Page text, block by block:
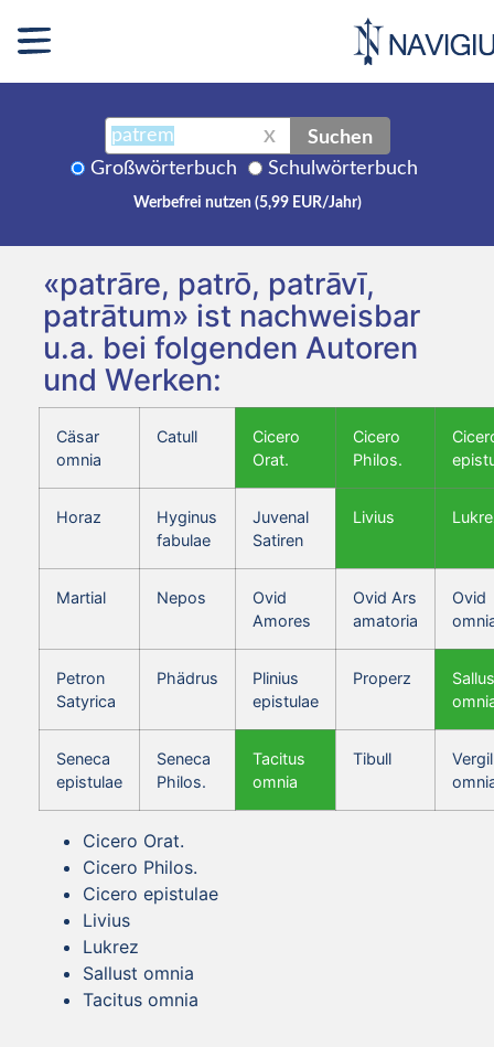
X Suchen
Großwörterbuch Schulwörterbuch
Werbefrei nutzen (5,99 EUR/Jahr)
«patrāre, patrō, patrāvī,
patrātum» ist nachweisbar
u.a. bei folgenden Autoren
und Werken:
Cäsar
omnia
Catull
Cicero
Orat.
Cicero
Philos.
Horaz
Hyginus
fabulae
Juvenal
Satiren
Livius
Martial Nepos
Ovid
Amores
Ovid Ars
amatoria
Ovid
Petron
Satyrica
Phädrus
Plinius
epistulae
Properz
Seneca
epistulae
Seneca
Philos.
Tacitus
omnia
Tibull
Vergil
Cicero Orat.
Cicero Philos.
Cicero epistulae
Livius
Lukrez
Sallust omnia
Tacitus omnia